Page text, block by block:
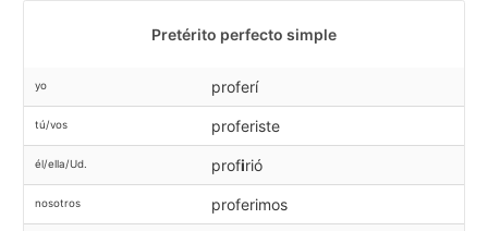
Pretérito perfecto simple
yo proferí
tú/vos proferiste
él/ella/Ud. profirió
nosotros proferimos